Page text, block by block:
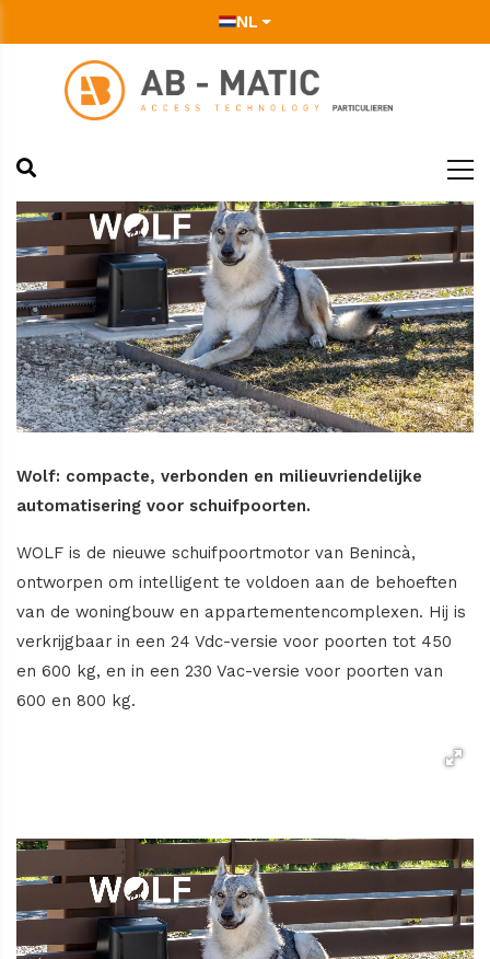
NL
Wolf: compacte, verbonden en milieuvriendelijke
automatisering voor schuifpoorten.
WOLF is de nieuwe schuifpoortmotor van Benincà,
ontworpen om intelligent te voldoen aan de behoeften
van de woningbouw en appartementencomplexen. Hij is
verkrijgbaar in een 24 Vdc-versie voor poorten tot 450
en 600 kg, en in een 230 Vac-versie voor poorten van
600 en 800 kg.